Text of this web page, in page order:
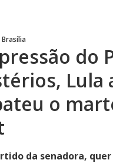
Brasília
do
Lula
o
da senadora,